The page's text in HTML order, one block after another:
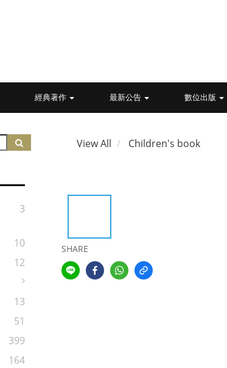
經典著作 最新公告 數位出版
3
10
12
13
51
399
164
View All Children's book
SHARE